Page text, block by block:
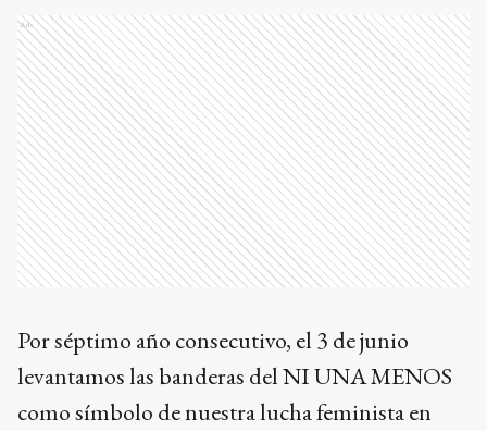
Ads
Por séptimo año consecutivo, el 3 de junio
levantamos las banderas del NI UNA MENOS
como símbolo de nuestra lucha feminista en